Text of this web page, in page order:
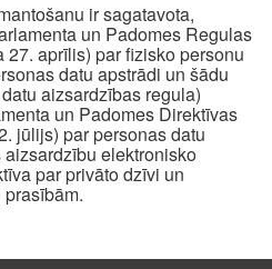
ir sagatavota,
un Padomes Regulas
27. aprīlis) par fizisko personu
datu apstrādi un šādu
aizsardzības regula)
un Padomes Direktīvas
jūlijs) par personas datu
elektronisko
par privāto dzīvi un